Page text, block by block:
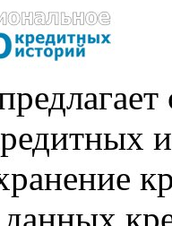
данных